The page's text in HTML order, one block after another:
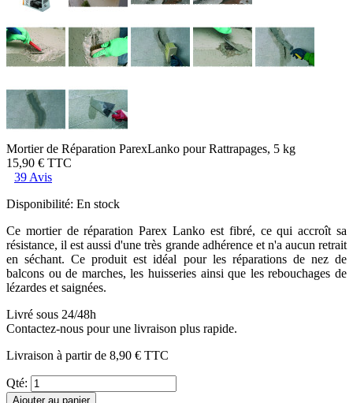
Mortier de Réparation ParexLanko pour Rattrapages, 5 kg
15,90 € TTC
39 Avis
Disponibilité: En stock
Ce mortier de réparation Parex Lanko est fibré, ce qui accroît sa
résistance, il est aussi d'une très grande adhérence et n'a aucun retrait
en séchant. Ce produit est idéal pour les réparations de nez de
balcons ou de marches, les huisseries ainsi que les rebouchages de
lézardes et saignées.
Livré sous 24/48h
Contactez-nous pour une livraison plus rapide.
Livraison à partir de 8,90 € TTC
Qté:
Ajouter au panier